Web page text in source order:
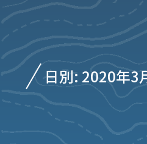
日別: 2020年3